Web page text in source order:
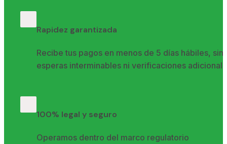
Rapidez garantizada
Recibe tus pagos en menos de 5 días hábiles, sin
esperas interminables ni verificaciones
100% legal y seguro
Operamos dentro del marco regulatorio